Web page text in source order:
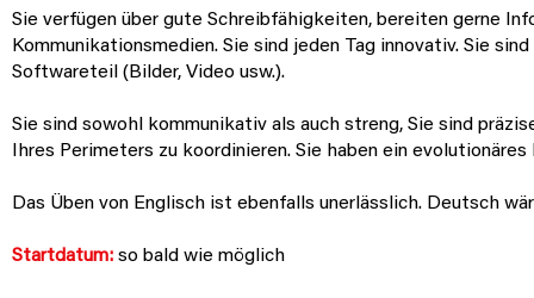
Sie verfügen über gute Schreibfähigkeiten, bereiten gerne
Kommunikationsmedien. Sie sind jeden Tag innovativ. Sie
Softwareteil (Bilder, Video usw.).
Sie sind sowohl kommunikativ als auch streng, Sie sind
Ihres Perimeters zu koordinieren. Sie haben ein
Das Üben von Englisch ist ebenfalls unerlässlich. Deutsch
Startdatum: so bald wie möglich